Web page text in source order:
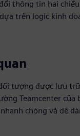
thông tin hai
trên logic kinh
tượng được lưu
Teamcenter của
chóng và dễ